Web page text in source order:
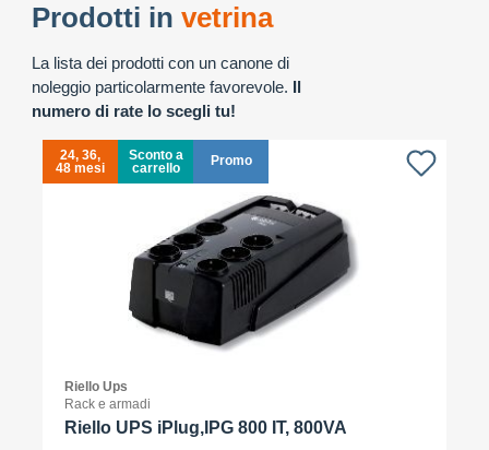
Prodotti in vetrina
La lista dei prodotti con un canone di
noleggio particolarmente favorevole. Il
numero di rate lo scegli tu!
24, 36,
48 mesi
Sconto a
carrello
Promo
Riello Ups
Rack e armadi
Riello UPS iPlug,IPG 800 IT, 800VA